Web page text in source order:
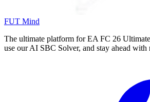
FUT Mind
The ultimate platform for EA FC 26
use our AI SBC Solver, and stay ahead with